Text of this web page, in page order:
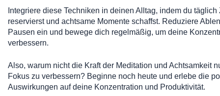
Integriere diese Techniken in deinen Alltag, indem du
reservierst und achtsame Momente schaffst. Reduziere
Pausen ein und bewege dich regelmäßig, um deine
verbessern.
Also, warum nicht die Kraft der Meditation und Achtsamkeit
Fokus zu verbessern? Beginne noch heute und erlebe die
Auswirkungen auf deine Konzentration und Produktivität.